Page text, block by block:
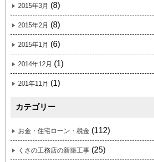
2015年3月 (8)
2015年2月 (8)
2015年1月 (6)
2014年12月 (1)
201年11月 (1)
カテゴリー
お金・住宅ローン・税金 (112)
くさの工務店の新築工事 (25)